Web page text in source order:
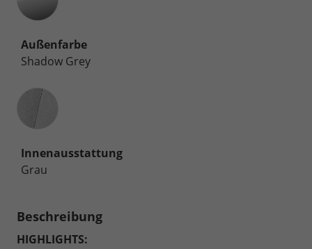
Außenfarbe
Shadow Grey
Innenausstattung
Innenausstattung
Grau
Beschreibung
HIGHLIGHTS: